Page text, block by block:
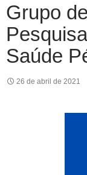
Grupo
Saúde
26 de abril de 2021